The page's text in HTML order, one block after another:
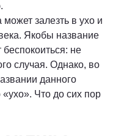
залезть в ухо и
Якобы название
не
случая. Однако, во
данного
«ухо». Что до сих пор